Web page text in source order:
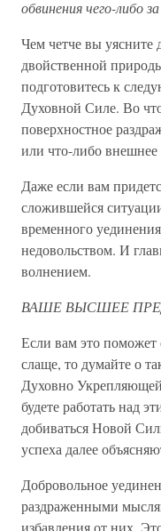
обвинения чего-либо
Чем четче вы уясните
двойственной
подготовитесь к
Духовной Силе. Во
поверхностное
или что-либо внешнее
Даже если вам
сложившейся
временного
недовольством. И
волнением.
ВАШЕ ВЫСШЕЕ
Если вам это поможет
слаще, то думайте о
Духовно
будете работать над
добиваться Новой
успеха далее
Добровольное
раздраженными
избавления от них.